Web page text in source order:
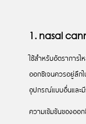
1. nasal
ใช้สำหรับอัตราการ
ออกซิเจนควรอยู่ลึ
อุปกรณ์แบบอื่นและ
ความเข้มข้นของอ